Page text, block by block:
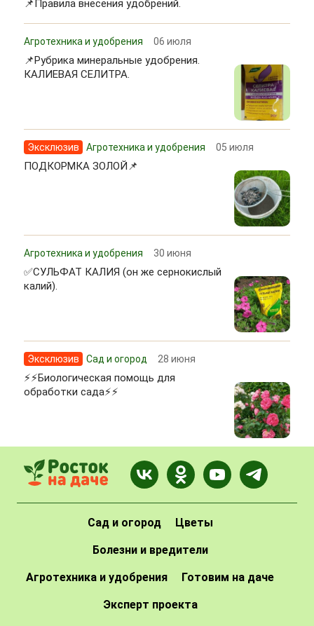
📌Правила внесения удобрений.
Агротехника и удобрения 06 июля
📌Рубрика минеральные удобрения.
КАЛИЕВАЯ СЕЛИТРА.
Эксклюзив Агротехника и удобрения 05 июля
ПОДКОРМКА ЗОЛОЙ📌
Агротехника и удобрения 30 июня
✅СУЛЬФАТ КАЛИЯ (он же сернокислый
калий).
Эксклюзив Сад и огород 28 июня
⚡⚡Биологическая помощь для
обработки сада⚡⚡
Сад и огород Цветы
Болезни и вредители
Агротехника и удобрения Готовим на даче
Эксперт проекта